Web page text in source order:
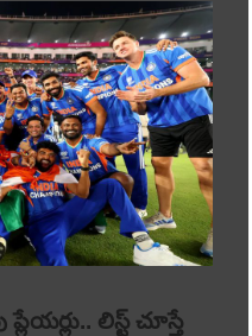
లిస్ట్ చూస్తే